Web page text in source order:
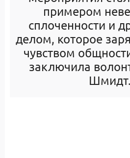
примером
сплоченности и
делом, которое
чувством
заключила
Шмидт.